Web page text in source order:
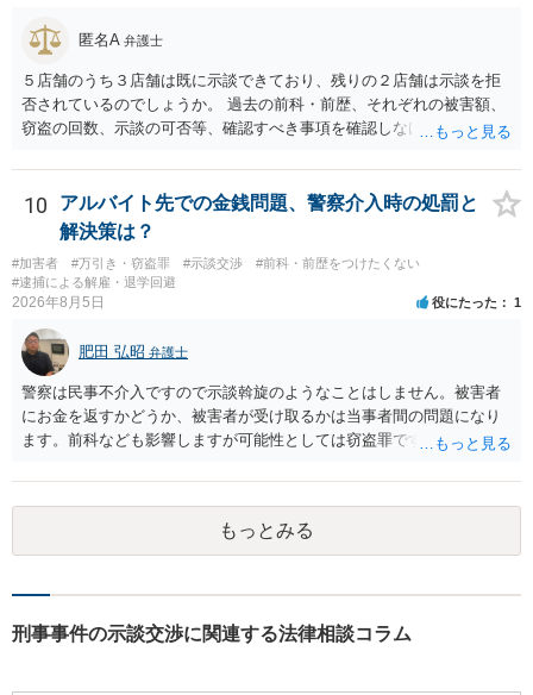
匿名A 弁護士
５店舗のうち３店舗は既に示談できており、残りの２店舗は示談を拒
否されているのでしょうか。 過去の前科・前歴、それぞれの被害額、
窃盗の回数、示談の可否等、確認すべき事項を確認しなければ刑罰の
いいと思います。
10
アルバイト先での金銭問題、警察介入時の処罰と
解決策は？
#加害者 #万引き・窃盗罪 #示談交渉
#前科・前歴をつけたくない
#逮捕による解雇・退学回避
2026年8月5日 役にたった 1
肥田 弘昭 弁護士
警察は民事不介入ですので示談斡旋のようなことはしません。被害者
にお金を返すかどうか、被害者が受け取るかは当事者間の問題になり
ます。前科なども影響しますが可能性としては窃盗罪ですので、逮捕
もっとみる
刑事事件の示談交渉に関連する法律相談コラム